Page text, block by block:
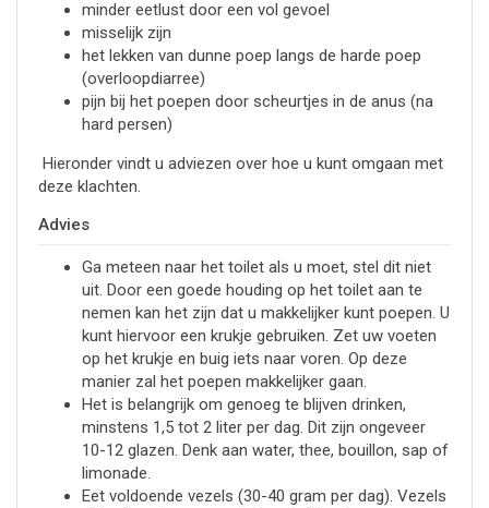
minder eetlust door een vol gevoel
misselijk zijn
het lekken van dunne poep langs de harde poep
(overloopdiarree)
pijn bij het poepen door scheurtjes in de anus (na
hard persen)
Hieronder vindt u adviezen over hoe u kunt omgaan met
deze klachten.
Advies
Ga meteen naar het toilet als u moet, stel dit niet
uit. Door een goede houding op het toilet aan te
nemen kan het zijn dat u makkelijker kunt poepen. U
kunt hiervoor een krukje gebruiken. Zet uw voeten
op het krukje en buig iets naar voren. Op deze
manier zal het poepen makkelijker gaan.
Het is belangrijk om genoeg te blijven drinken,
minstens 1,5 tot 2 liter per dag. Dit zijn ongeveer
10-12 glazen. Denk aan water, thee, bouillon, sap of
limonade.
Eet voldoende vezels (30-40 gram per dag). Vezels